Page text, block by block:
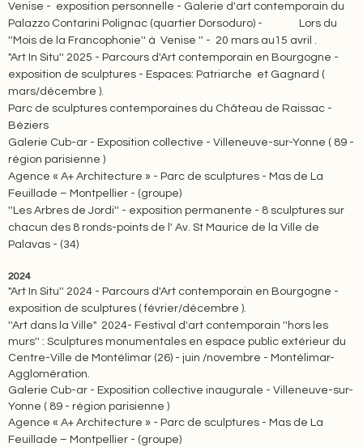
Venise - exposition personnelle - Galerie d'art contemporain du
Palazzo Contarini Polignac (quartier Dorsoduro) - Lors du
''Mois de la Francophonie'' à Venise '' - 20 mars au15 avril .
"Art In Situ'' 2025 - Parcours d'Art contemporain en Bourgogne -
exposition de sculptures - Espaces: Patriarche et Gagnard (
mars/décembre ).
Parc de sculptures contemporaines du Château de Raissac -
Béziers
Galerie Cub-ar - Exposition collective - Villeneuve-sur-Yonne ( 89 -
région parisienne )
Agence « A+ Architecture » - Parc de sculptures - Mas de La
Feuillade – Montpellier - (groupe)
''Les Arbres de Jordi'' - exposition permanente - 8 sculptures sur
chacun des 8 ronds-points de l' Av. St Maurice de la Ville de
Palavas - (34)
2024
"Art In Situ'' 2024 - Parcours d'Art contemporain en Bourgogne -
exposition de sculptures ( février/décembre ).
''Art dans la Ville" 2024- Festival d'art contemporain ''hors les
murs'' : Sculptures monumentales en espace public extérieur du
Centre-Ville de Montélimar (26) - juin /novembre - Montélimar-
Agglomération.
Galerie Cub-ar - Exposition collective inaugurale - Villeneuve-sur-
Yonne ( 89 - région parisienne )
Agence « A+ Architecture » - Parc de sculptures - Mas de La
Feuillade – Montpellier - (groupe)